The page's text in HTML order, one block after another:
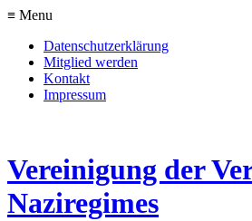
≡ Menu
Datenschutzerklärung
Mitglied werden
Kontakt
Impressum
Vereinigung der
Naziregimes